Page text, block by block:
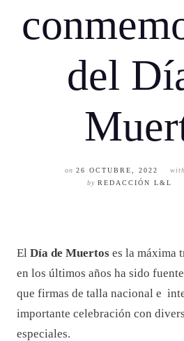
del
on 26 OCTUBRE, 2022 with
by REDACCIÓN L&L
El Día de Muertos es la máxima
en los últimos años ha sido
que firmas de talla nacional e
importante celebración con
especiales.